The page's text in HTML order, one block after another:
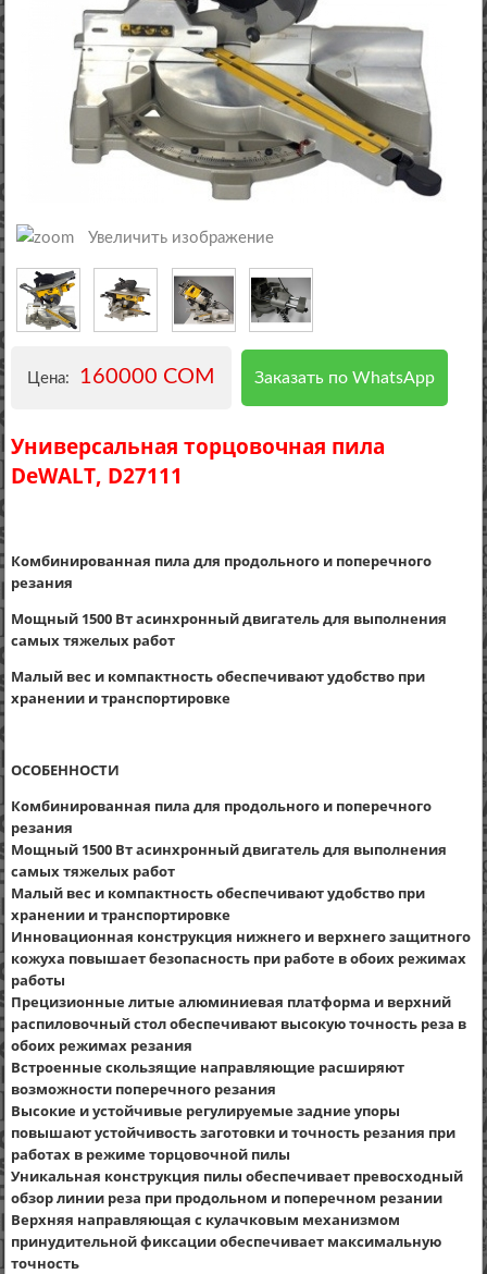
Увеличить изображение
Цена: 160000 COM Заказать по WhatsApp
Универсальная торцовочная пила
DeWALT, D27111
Комбинированная пила для продольного и поперечного
резания
Мощный 1500 Вт асинхронный двигатель для выполнения
самых тяжелых работ
Малый вес и компактность обеспечивают удобство при
хранении и транспортировке
ОСОБЕННОСТИ
Комбинированная пила для продольного и поперечного
резания
Мощный 1500 Вт асинхронный двигатель для выполнения
самых тяжелых работ
Малый вес и компактность обеспечивают удобство при
хранении и транспортировке
Инновационная конструкция нижнего и верхнего защитного
кожуха повышает безопасность при работе в обоих режимах
работы
Прецизионные литые алюминиевая платформа и верхний
распиловочный стол обеспечивают высокую точность реза в
обоих режимах резания
Встроенные скользящие направляющие расширяют
возможности поперечного резания
Высокие и устойчивые регулируемые задние упоры
повышают устойчивость заготовки и точность резания при
работах в режиме торцовочной пилы
Уникальная конструкция пилы обеспечивает превосходный
обзор линии реза при продольном и поперечном резании
Верхняя направляющая с кулачковым механизмом
принудительной фиксации обеспечивает максимальную
точность